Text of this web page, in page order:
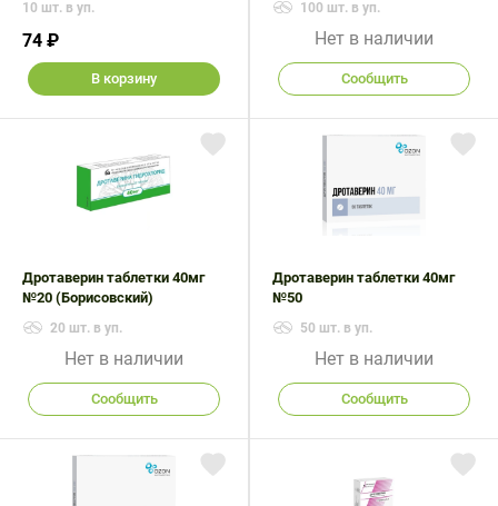
10 шт. в уп.
74 ₽
В корзину
100 шт. в уп.
Нет в наличии
Сообщить
Дротаверин таблетки 40мг
№20 (Борисовский)
20 шт. в уп.
Нет в наличии
Сообщить
Дротаверин таблетки 40мг
№50
50 шт. в уп.
Нет в наличии
Сообщить